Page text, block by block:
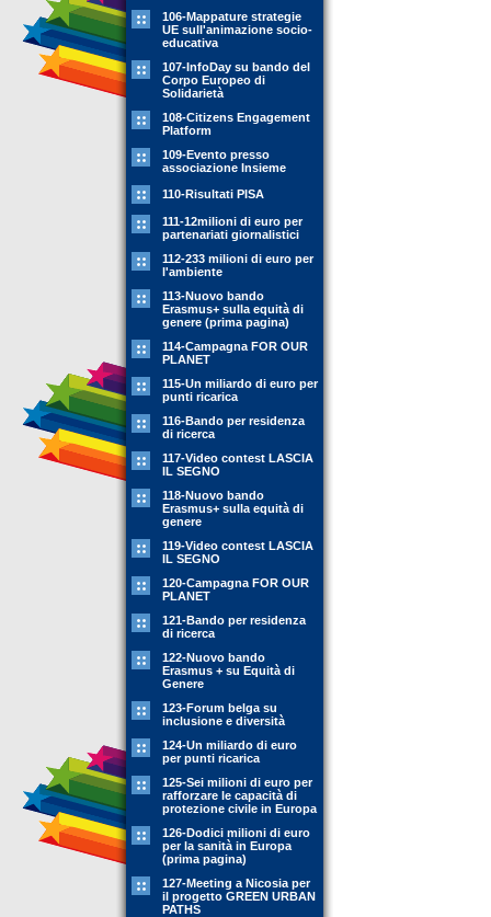
106-Mappature strategie
UE sull'animazione socio-
educativa
107-InfoDay su bando del
Corpo Europeo di
Solidarietà
108-Citizens Engagement
Platform
109-Evento presso
associazione Insieme
110-Risultati PISA
111-12milioni di euro per
partenariati giornalistici
112-233 milioni di euro per
l'ambiente
113-Nuovo bando
Erasmus+ sulla equità di
genere (prima pagina)
114-Campagna FOR OUR
PLANET
115-Un miliardo di euro per
punti ricarica
116-Bando per residenza
di ricerca
117-Video contest LASCIA
IL SEGNO
118-Nuovo bando
Erasmus+ sulla equità di
genere
119-Video contest LASCIA
IL SEGNO
120-Campagna FOR OUR
PLANET
121-Bando per residenza
di ricerca
122-Nuovo bando
Erasmus + su Equità di
Genere
123-Forum belga su
inclusione e diversità
124-Un miliardo di euro
per punti ricarica
125-Sei milioni di euro per
rafforzare le capacità di
protezione civile in Europa
126-Dodici milioni di euro
per la sanità in Europa
(prima pagina)
127-Meeting a Nicosia per
il progetto GREEN URBAN
PATHS